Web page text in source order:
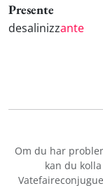
Presente
desalinizzante
Om du har
kan du